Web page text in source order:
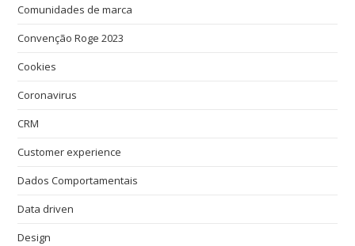
Comunidades de marca
Convenção Roge 2023
Cookies
Coronavirus
CRM
Customer experience
Dados Comportamentais
Data driven
Design